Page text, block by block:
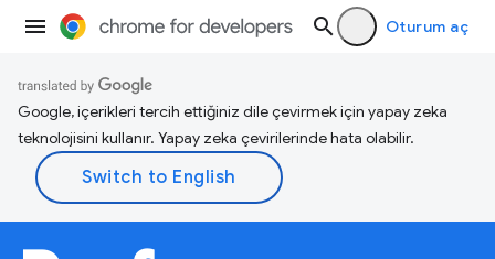
Oturum aç
Google, içerikleri tercih ettiğiniz dile çevirmek için yapay zeka
teknolojisini kullanır. Yapay zeka çevirilerinde hata olabilir.